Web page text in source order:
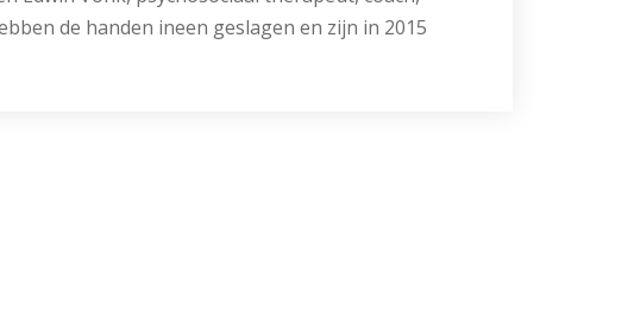
de handen ineen geslagen en zijn in 2015